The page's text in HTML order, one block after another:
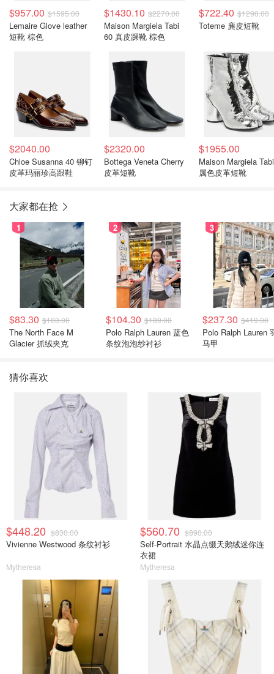
$957.00 $1595.00
Lemaire Glove leather
短靴 棕色
$1430.10 $2270.00
Maison Margiela Tabi
60 真皮踝靴 棕色
$722.40 $1290.00
Toteme 麂皮短靴
$2040.00
Chloe Susanna 40 铆钉
皮革玛丽珍高跟鞋
$2320.00
Bottega Veneta Cherry
皮革短靴
$1955.00
Maison Margiela
属色皮革短靴
大家都在抢
1
$83.30 $160.00
The North Face M
Glacier 抓绒夹克
2
$104.30 $189.00
Polo Ralph Lauren 蓝色
条纹泡泡纱衬衫
3
$237.30 $419.00
Polo Ralph Lauren
马甲
猜你喜欢
$448.20 $830.00
Vivienne Westwood 条纹衬衫
Mytheresa
$560.70 $890.00
Self-Portrait 水晶点缀天鹅绒迷你连
衣裙
Mytheresa